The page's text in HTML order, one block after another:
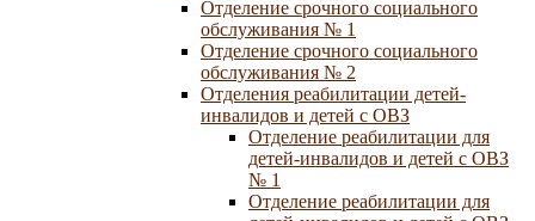
Отделение срочного социального
обслуживания № 1
Отделение срочного социального
обслуживания № 2
Отделения реабилитации детей-
инвалидов и детей с ОВЗ
Отделение реабилитации для
детей-инвалидов и детей с ОВЗ
№ 1
Отделение реабилитации для